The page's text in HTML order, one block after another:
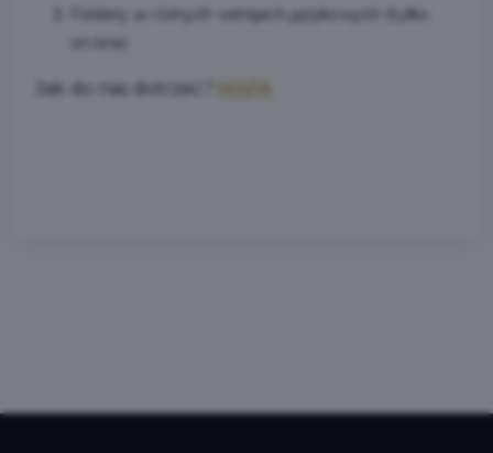
Foldery w różnych wersjach językowych (tylko
Jak do nas dotrzeć?